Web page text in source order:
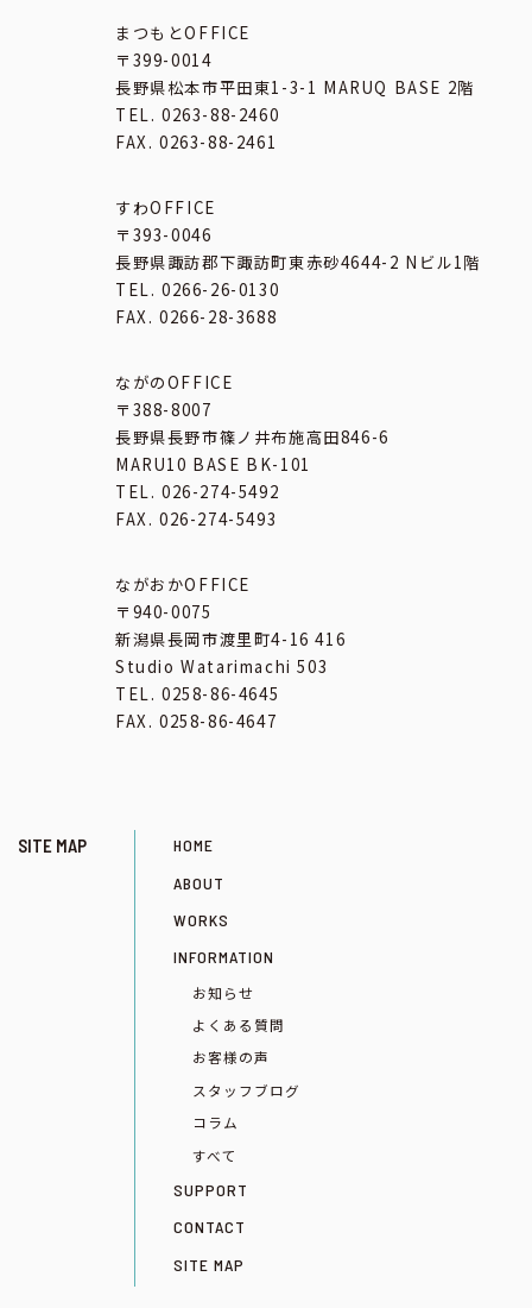
まつもとOFFICE
〒399-0014
長野県松本市平田東1-3-1 MARUQ BASE 2階
TEL. 0263-88-2460
FAX. 0263-88-2461
すわOFFICE
〒393-0046
長野県諏訪郡下諏訪町東赤砂4644-2 Nビル1階
TEL. 0266-26-0130
FAX. 0266-28-3688
ながのOFFICE
〒388-8007
長野県長野市篠ノ井布施高田846-6
MARU10 BASE BK-101
TEL. 026-274-5492
FAX. 026-274-5493
ながおかOFFICE
〒940-0075
新潟県長岡市渡里町4-16 416
Studio Watarimachi 503
TEL. 0258-86-4645
FAX. 0258-86-4647
SITE MAP
HOME
ABOUT
WORKS
INFORMATION
お知らせ
よくある質問
お客様の声
スタッフブログ
コラム
すべて
SUPPORT
CONTACT
SITE MAP